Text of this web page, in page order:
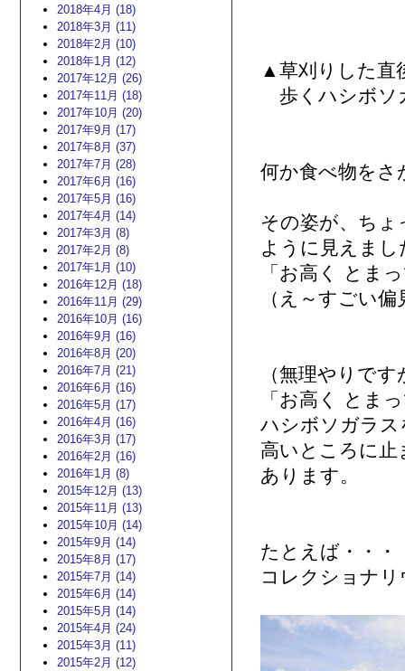
2018年4月 (18)
2018年3月 (11)
2018年2月 (10)
2018年1月 (12)
2017年12月 (26)
2017年11月 (18)
2017年10月 (20)
2017年9月 (17)
2017年8月 (37)
2017年7月 (28)
2017年6月 (16)
2017年5月 (16)
2017年4月 (14)
2017年3月 (8)
2017年2月 (8)
2017年1月 (10)
2016年12月 (18)
2016年11月 (29)
2016年10月 (16)
2016年9月 (16)
2016年8月 (20)
2016年7月 (21)
2016年6月 (16)
2016年5月 (17)
2016年4月 (16)
2016年3月 (17)
2016年2月 (16)
2016年1月 (8)
2015年12月 (13)
2015年11月 (13)
2015年10月 (14)
2015年9月 (14)
2015年8月 (17)
2015年7月 (14)
2015年6月 (14)
2015年5月 (14)
2015年4月 (24)
2015年3月 (11)
2015年2月 (12)
▲草刈りした直
歩くハシボソ
何か食べ物を
その姿が、ち
ように見えまし
「お高く とま
（え～すごい偏
（無理やりで
「お高く とま
ハシボソガラ
高いところに
あります。
たとえば・・・
コレクショナ